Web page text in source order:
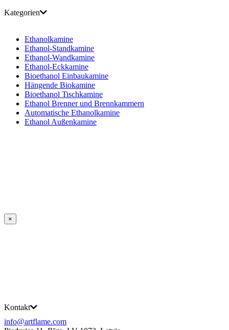
Kategorien
Ethanolkamine
Ethanol-Standkamine
Ethanol-Wandkamine
Ethanol-Eckkamine
Bioethanol Einbaukamine
Hängende Biokamine
Bioethanol Tischkamine
Ethanol Brenner und Brennkammern
Automatische Ethanolkamine
Ethanol Außenkamine
×
Kontakt
info@artflame.com